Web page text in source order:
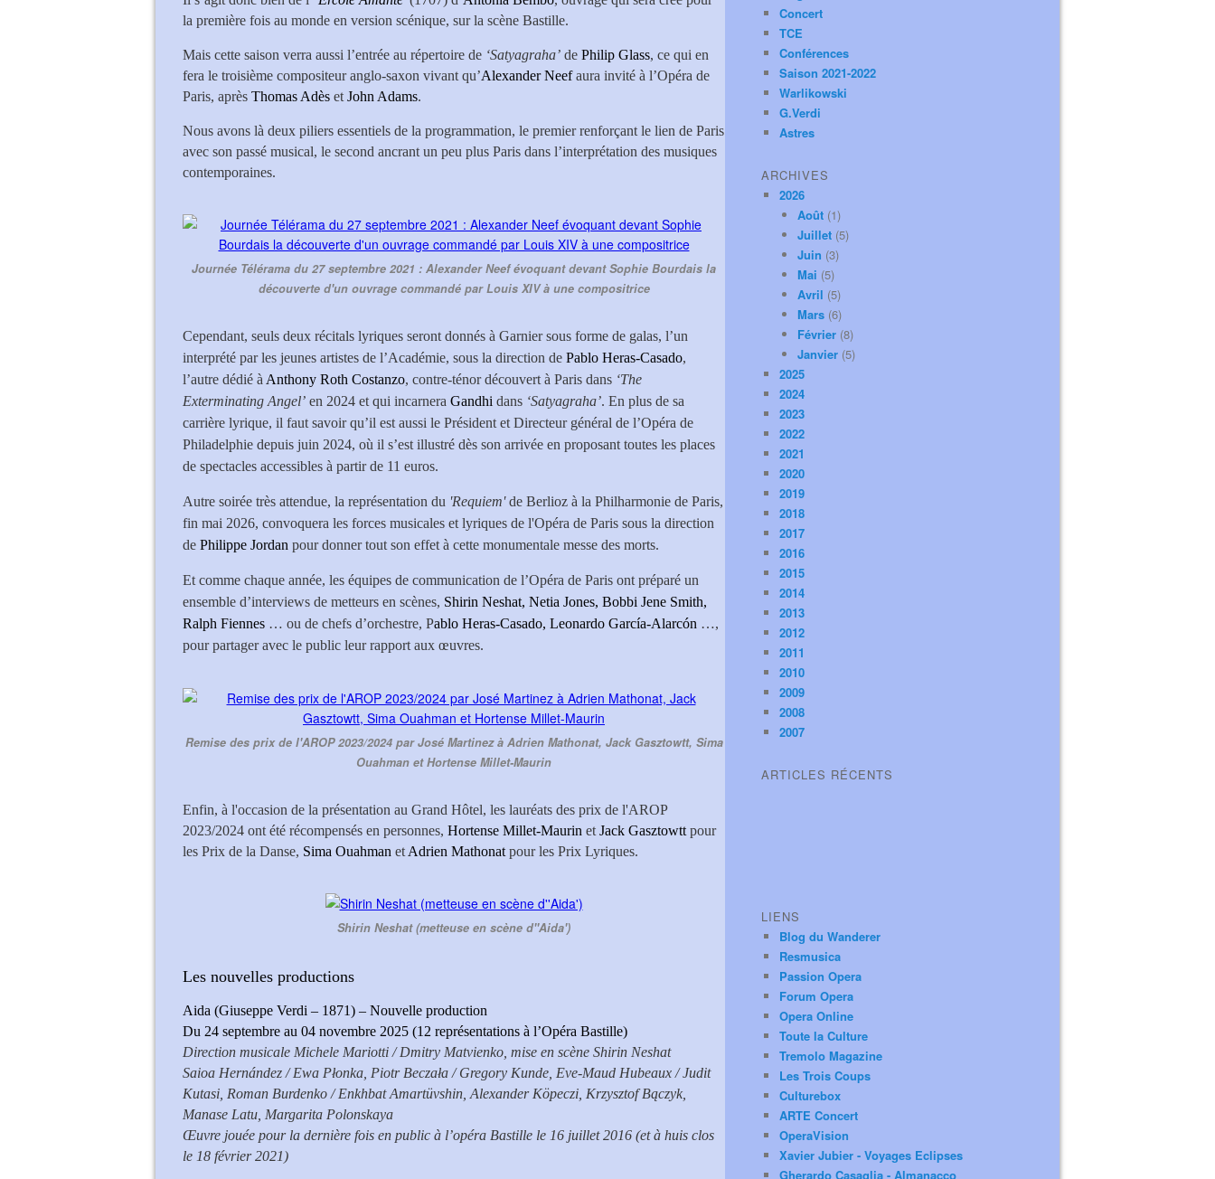
la première fois au monde en version scénique, sur la scène Bastille.
Mais cette saison verra aussi l’entrée au répertoire de ‘Satyagraha’ de Philip Glass, ce qui en
fera le troisième compositeur anglo-saxon vivant qu’Alexander Neefaura invité à l’Opéra de
Paris, après Thomas Adès et John Adams.
Nous avons là deux piliers essentiels de la programmation, le premier renforçant le lien de Paris
avec son passé musical, le second ancrant un peu plus Paris dans l’interprétation des musiques
contemporaines.
Journée Télérama du 27 septembre 2021 : Alexander Neef évoquant devant Sophie Bourdais la
découverte d'un ouvrage commandé par Louis XIV à une compositrice
Cependant, seuls deux récitals lyriques seront donnés à Garnier sous forme de galas, l’un
interprété par les jeunes artistes de l’Académie, sous la direction de Pablo Heras-Casado,
l’autre dédié à Anthony Roth Costanzo, contre-ténor découvert à Paris dans ‘The
Exterminating Angel’ en 2024 et qui incarnera Gandhi dans ‘Satyagraha’. En plus de sa
carrière lyrique, il faut savoir qu’il est aussi le Président et Directeur général de l’Opéra de
Philadelphie depuis juin 2024, où il s’est illustré dès son arrivée en proposant toutes les places
de spectacles accessibles à partir de 11 euros.
Autre soirée très attendue, la représentation du 'Requiem'de Berlioz à la Philharmonie de Paris,
fin mai 2026, convoquera les forces musicales et lyriques de l'Opéra de Paris sous la direction
de Philippe Jordan pour donner tout son effet à cette monumentale messe des morts.
Et comme chaque année, les équipes de communication de l’Opéra de Paris ont préparé un
ensemble d’interviews de metteurs en scènes, Shirin Neshat, Netia Jones, Bobbi Jene Smith,
Ralph Fiennes … ou de chefs d’orchestre, Pablo Heras-Casado, Leonardo García-Alarcón …,
pour partager avec le public leur rapport aux œuvres.
Remise des prix de l'AROP 2023/2024 par José Martinez à Adrien Mathonat, Jack Gasztowtt, Sima
Ouahman et Hortense Millet-Maurin
Enfin, à l'occasion de la présentation au Grand Hôtel, les lauréats des prix de l'AROP
2023/2024 ont été récompensés en personnes, Hortense Millet-Maurin et Jack Gasztowtt pour
les Prix de la Danse, Sima Ouahman et Adrien Mathonat pour les Prix Lyriques.
Shirin Neshat (metteuse en scène d''Aida')
Les nouvelles productions
Aida (Giuseppe Verdi – 1871) – Nouvelle production
Du 24 septembre au 04 novembre 2025 (12 représentations à l’Opéra Bastille)
Direction musicale Michele Mariotti / Dmitry Matvienko, mise en scène Shirin Neshat
Saioa Hernández / Ewa Płonka, Piotr Beczała / Gregory Kunde, Eve-Maud Hubeaux / Judit
Kutasi, Roman Burdenko / Enkhbat Amartüvshin, Alexander Köpeczi, Krzysztof Bączyk,
Manase Latu, Margarita Polonskaya
Œuvre jouée pour la dernière fois en public à l’opéra Bastille le 16 juillet 2016 (et à huis clos
le 18 février 2021)
Concert
TCE
Conférences
Saison 2021-2022
Warlikowski
G.Verdi
Astres
ARCHIVES
2026
Août (1)
Juillet (5)
Juin (3)
Mai (5)
Avril (5)
Mars (6)
Février (8)
Janvier (5)
2025
2024
2023
2022
2021
2020
2019
2018
2017
2016
2015
2014
2013
2012
2011
2010
2009
2008
2007
ARTICLES RÉCENTS
LIENS
Blog du Wanderer
Resmusica
Passion Opera
Forum Opera
Opera Online
Toute la Culture
Tremolo Magazine
Les Trois Coups
Culturebox
ARTE Concert
OperaVision
Xavier Jubier - Voyages Eclipses
Gherardo Casaglia - Almanacco